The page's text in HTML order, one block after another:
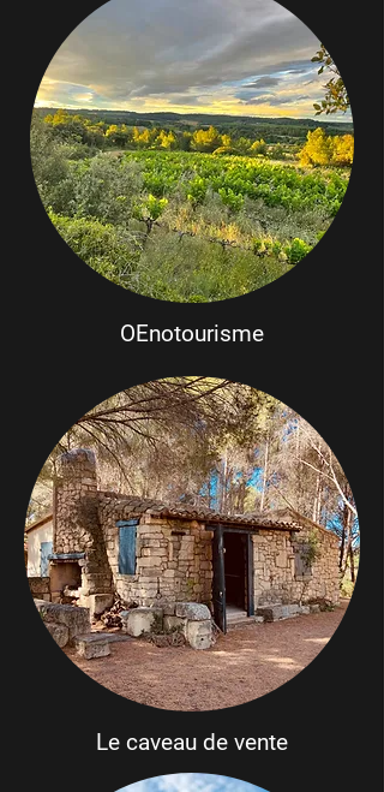
OEnotourisme
Le caveau de vente